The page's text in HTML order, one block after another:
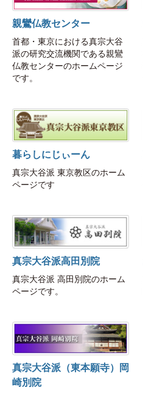
親鸞仏教センター
首都・東京における真宗大谷
派の研究交流機関である親鸞
仏教センターのホームページ
です。
暮らしにじぃーん
真宗大谷派 東京教区のホーム
ページです
真宗大谷派高田別院
真宗大谷派 高田別院のホーム
ページです。
真宗大谷派（東本願寺）岡
崎別院